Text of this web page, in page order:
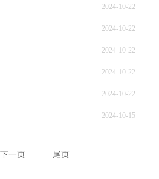
2024-10-22
2024-10-22
2024-10-22
2024-10-22
2024-10-22
2024-10-15
下一页 尾页